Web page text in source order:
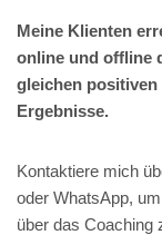
Meine Klienten
online und offline
gleichen positiven
Ergebnisse.
Kontaktiere mich
oder WhatsApp,
über das Coaching